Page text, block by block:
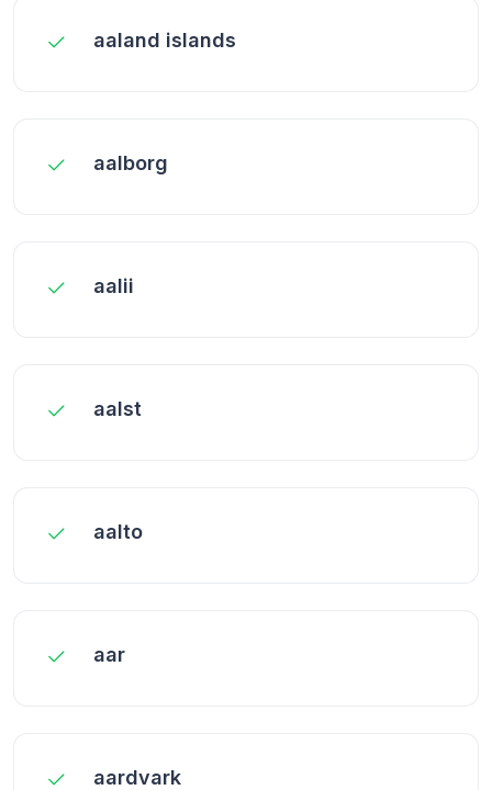
aaland islands
aalborg
aalii
aalst
aalto
aar
aardvark